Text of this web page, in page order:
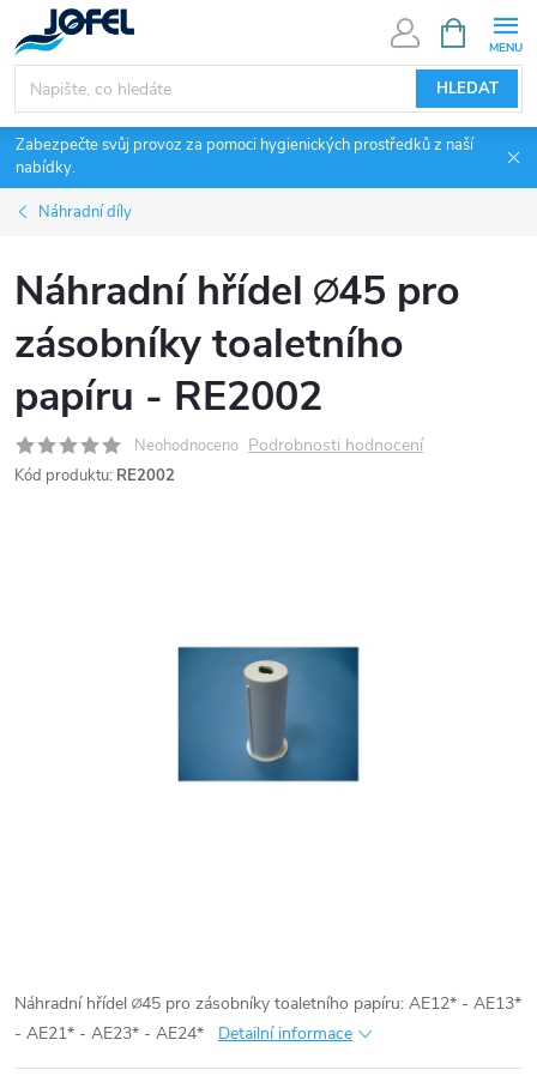
na
obsah
HLEDAT
NÁKUPNÍ
KOŠÍK
Zabezpečte svůj provoz za pomoci hygienických prostředků z naší
nabídky.
Náhradní díly
Náhradní hřídel ∅45 pro
zásobníky toaletního
papíru - RE2002
Neohodnoceno Podrobnosti hodnocení
Kód produktu: RE2002
Náhradní hřídel ∅45 pro zásobníky toaletního papíru: AE12* - AE13*
- AE21* - AE23* - AE24*
Detailní informace